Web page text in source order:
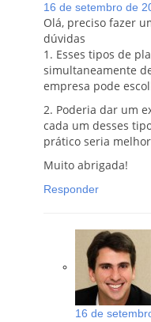
16 de setembro de
Olá, preciso fazer
dúvidas
1. Esses tipos de
simultaneamente
empresa pode
2. Poderia dar um
cada um desses
prático seria
Muito abrigada!
Responder
16 de